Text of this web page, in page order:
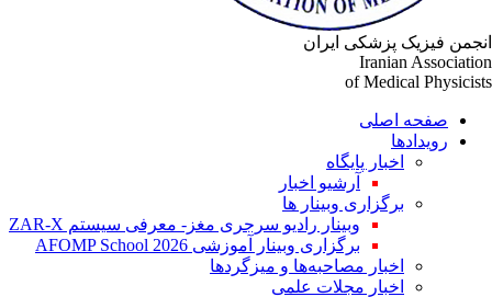
فیزیک پزشکی ایران
Iranian
of Medical
صفحه اصلی
رویدادها
اخبار پایگاه
آرشیو اخبار
برگزاری وبینار ها
وبینار رادیو سرجری مغز- معرفی سیستم ZAR-X
برگزاری وبینار آموزشی AFOMP School 2026
اخبار مصاحبه‌ها و میزگردها
اخبار مجلات علمی